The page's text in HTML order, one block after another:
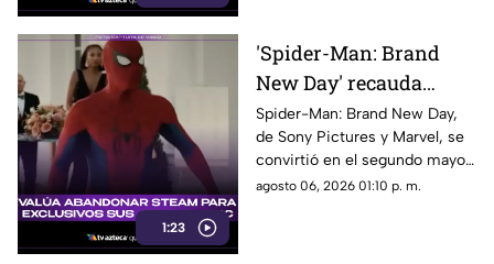
1:23
'Spider-Man: Brand
New Day' recauda
millones de dólares y
es el segundo mejor
debut de la historia
Spider-Man: Brand New Day,
de Sony Pictures y Marvel, se
convirtió en el segundo mayor
estreno de fin de semana. Aquí
agosto 06, 2026 01:10 p. m.